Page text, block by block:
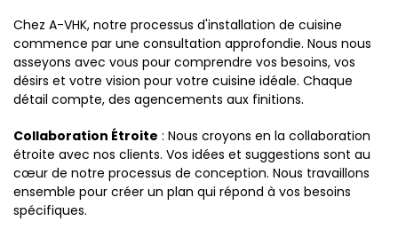
Chez A-VHK, notre processus d'installation de cuisine
commence par une consultation approfondie. Nous nous
asseyons avec vous pour comprendre vos besoins, vos
désirs et votre vision pour votre cuisine idéale. Chaque
détail compte, des agencements aux finitions.
Collaboration Étroite : Nous croyons en la collaboration
étroite avec nos clients. Vos idées et suggestions sont au
cœur de notre processus de conception. Nous travaillons
ensemble pour créer un plan qui répond à vos besoins
spécifiques.